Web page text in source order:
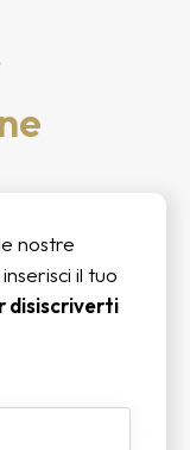
nostre
il tuo
disiscriverti